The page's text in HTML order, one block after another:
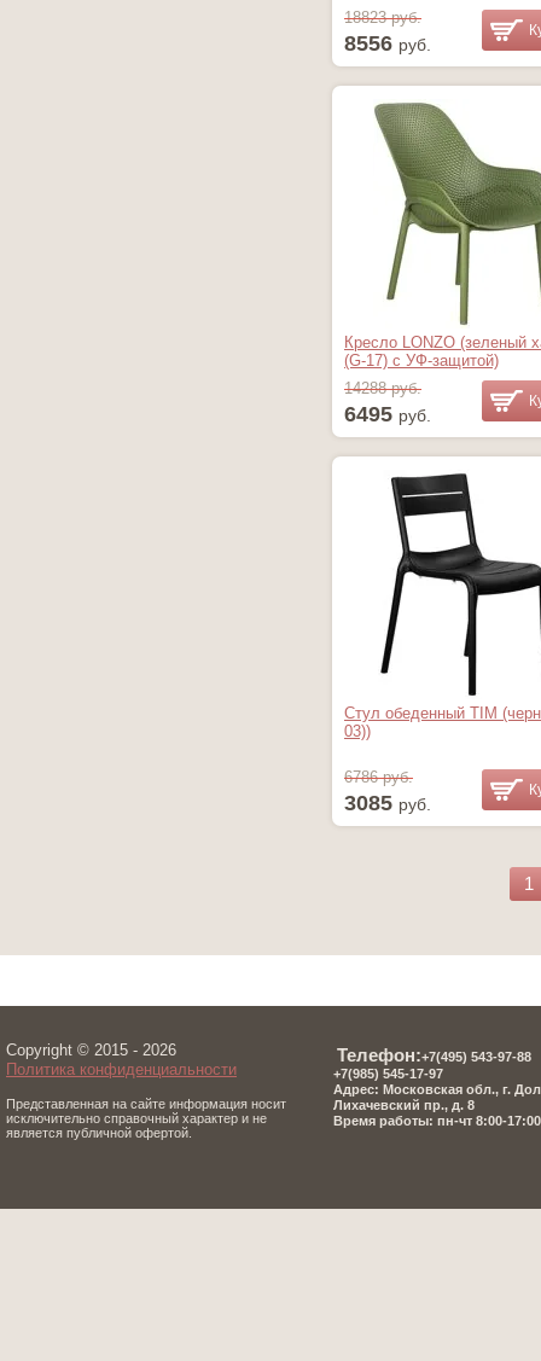
18823 руб.
8556 руб.
Кресло LONZO (зеленый
(G-17) c УФ-защитой)
14288 руб.
6495 руб.
Стул обеденный TIM
03))
6786 руб.
3085 руб.
1
Copyright © 2015 - 2026
Политика конфиденциальности
Представленная на сайте информация носит
исключительно справочный характер и не
является публичной офертой.
Телефон:+7(495) 543-97-88
+7(985) 545-17-97
Адрес: Московская обл., г.
Лихачевский пр., д. 8
Время работы: пн-чт 8:00-